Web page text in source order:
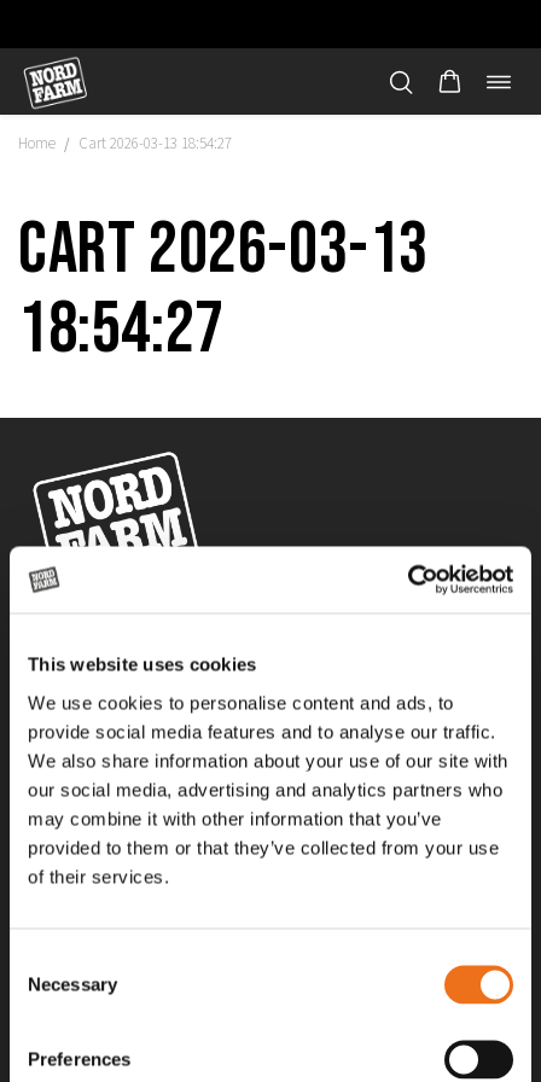
This website uses cookies
We use cookies to personalise content and ads, to
provide social media features and to analyse our traffic.
We also share information about your use of our site with
our social media, advertising and analytics partners who
may combine it with other information that you’ve
provided to them or that they’ve collected from your use
of their services.
Selection
Necessary
Preferences
Hoppa
innehåll
Home / Cart 2026-03-13 18:54:27
Cart 2026-03-13
18:54:27
gäller inte vid köp av enskild produkt, till exempel
reservdel. Kontakta din lokala återförsäljare för aktuella priser.
Surgatan 12, 602 28
Norrköping, Sweden
+46 (0)11 – 19 70 40
marknad@nordfarm.se